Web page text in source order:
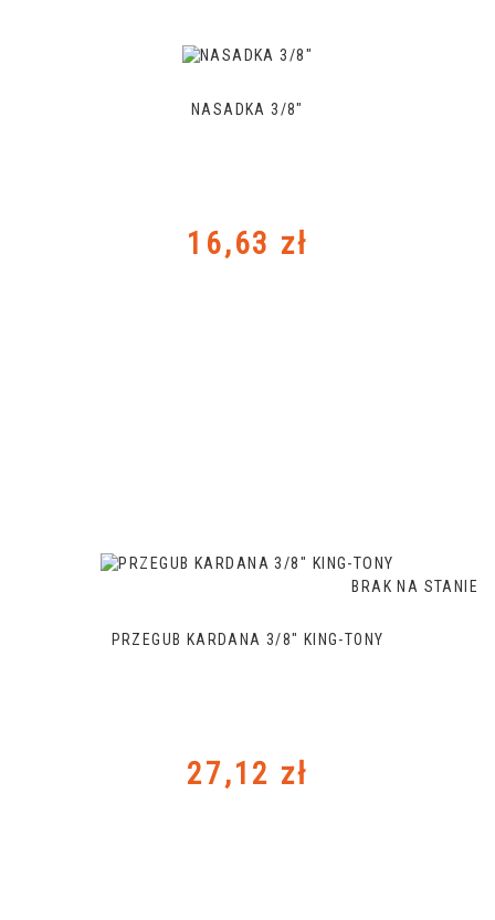
NASADKA 3/8"
Cena
16,63 zł
BRAK NA STANIE
PRZEGUB KARDANA 3/8" KING-TONY
Cena
27,12 zł